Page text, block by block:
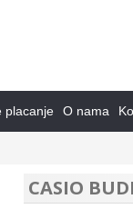
placanje O nama
CASIO